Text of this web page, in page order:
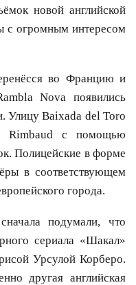
новой английской
с огромным интересом
во Францию и
Nova появились
Улицу Baixada del Toro
Rimbaud с помощью
Полицейские в форме
в соответствующем
города.
подумали, что
сериала «Шакал»
Урсулой Корберо.
другая английская